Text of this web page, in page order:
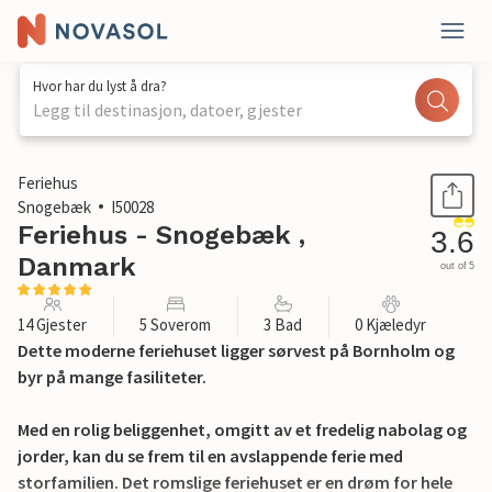
Hvor har du lyst å dra?
Legg til destinasjon, datoer, gjester
1 / 33
Feriehus
Snogebæk
I50028
Feriehus - Snogebæk ,
Danmark
3.6
out of 5
14 Gjester 5 Soverom 3 Bad 0 Kjæledyr
Dette moderne feriehuset ligger sørvest på Bornholm og
byr på mange fasiliteter.
Med en rolig beliggenhet, omgitt av et fredelig nabolag og
jorder, kan du se frem til en avslappende ferie med
storfamilien. Det romslige feriehuset er en drøm for hele